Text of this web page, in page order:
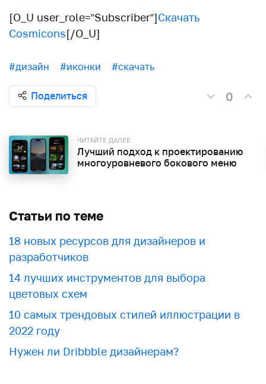
[O_U user_role=”Subscriber”]Скачать
Cosmicons[/O_U]
#дизайн #иконки #скачать
Поделиться 0
ЧИТАЙТЕ ДАЛЕЕ
Лучший подход к проектированию
многоуровневого бокового меню
Статьи по теме
18 новых ресурсов для дизайнеров и
разработчиков
​​14 лучших инструментов для выбора
цветовых схем
10 самых трендовых стилей иллюстрации в
2022 году
Нужен ли Dribbble дизайнерам?